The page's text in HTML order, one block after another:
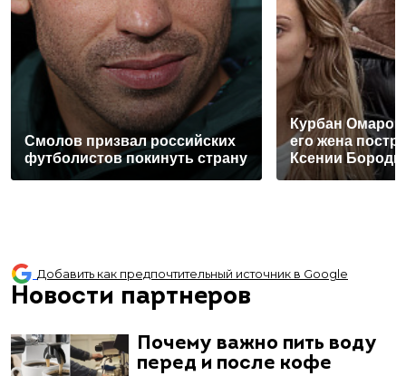
Смолов призвал российских
футболистов покинуть страну
Курбан Омаров
его жена
Ксении
Добавить как предпочтительный источник в Google
Новости партнеров
Почему важно пить воду
перед и после кофе